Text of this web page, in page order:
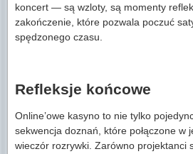
koncert — są wzloty, są momenty
zakończenie, które pozwala poczuć
spędzonego czasu.
Refleksje końcowe
Online’owe kasyno to nie tylko
sekwencja doznań, które połączone w
wieczór rozrywki. Zarówno projektanci